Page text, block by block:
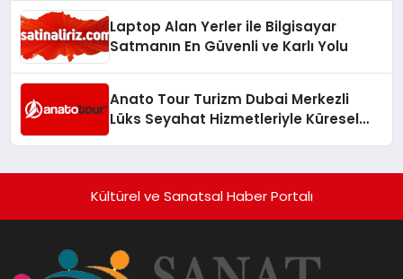
Laptop Alan Yerler ile Bilgisayar
Satmanın En Güvenli ve Karlı Yolu
Anato Tour Turizm Dubai Merkezli
Lüks Seyahat Hizmetleriyle Küresel
Kültürel ve Sanatsal Haber Portalı